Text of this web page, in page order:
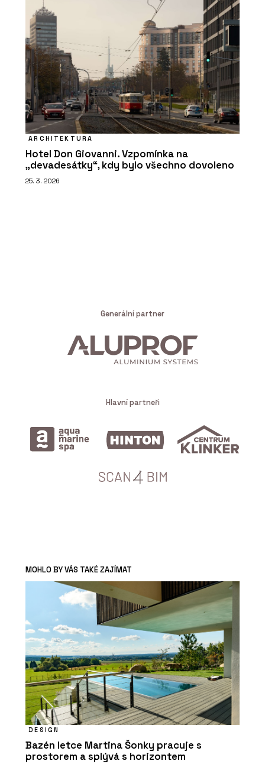
ARCHITEKTURA
Hotel Don Giovanni. Vzpomínka na
„devadesátky“, kdy bylo všechno dovoleno
25. 3. 2026
Generální partner
Hlavní partneři
MOHLO BY VÁS TAKÉ ZAJÍMAT
DESIGN
Bazén letce Martina Šonky pracuje s
prostorem a splývá s horizontem